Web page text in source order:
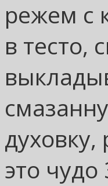
режем с
в тесто,
духовку,
это